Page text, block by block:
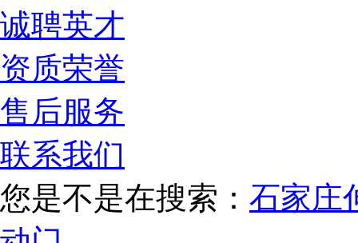
诚聘英才
资质荣誉
售后服务
联系我们
您是不是在搜索： 石家庄